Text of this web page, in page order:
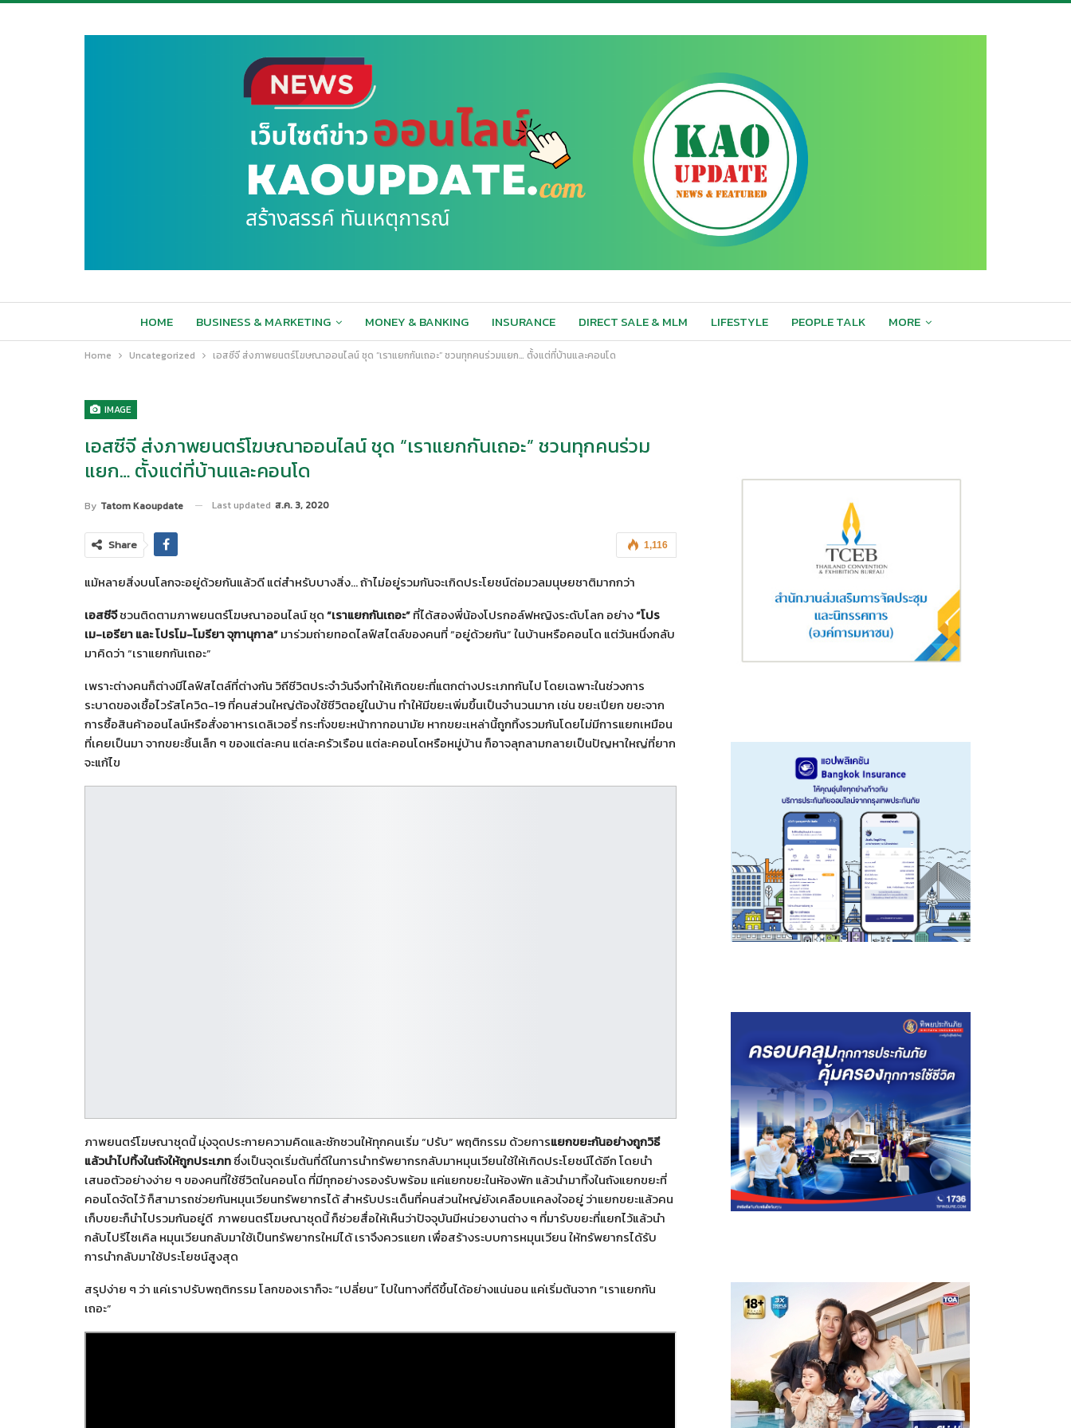
HOME BUSINESS & MARKETING MONEY & BANKING INSURANCE DIRECT SALE & MLM LIFESTYLE PEOPLE TALK MORE
Home Uncategorized เอสซีจี ส่งภาพยนตร์โฆษณาออนไลน์ ชุด “เราแยกกันเถอะ” ชวนทุกคนร่วมแยก… ตั้งแต่ที่บ้านและคอนโด
IMAGE
เอสซีจี ส่งภาพยนตร์โฆษณาออนไลน์ ชุด “เราแยกกันเถอะ” ชวนทุกคนร่วม
แยก… ตั้งแต่ที่บ้านและคอนโด
By Tatom Kaoupdate Last updated ส.ค. 3, 2020
1,116
Share
แม้หลายสิ่งบนโลกจะอยู่ด้วยกันแล้วดี แต่สำหรับบางสิ่ง… ถ้าไม่อยู่รวมกันจะเกิดประโยชน์ต่อมวลมนุษยชาติมากกว่า
เอสซีจีชวนติดตามภาพยนตร์โฆษณาออนไลน์ ชุด“เราแยกกันเถอะ”ที่ได้สองพี่น้องโปรกอล์ฟหญิงระดับโลก อย่าง“โปร
เม-เอรียา และ โปรโม-โมรียา จุฑานุกาล”มาร่วมถ่ายทอดไลฟ์สไตล์ของคนที่ “อยู่ด้วยกัน” ในบ้านหรือคอนโด แต่วันหนึ่งกลับ
มาคิดว่า “เราแยกกันเถอะ”
เพราะต่างคนก็ต่างมีไลฟ์สไตล์ที่ต่างกัน วิถีชีวิตประจำวันจึงทำให้เกิดขยะที่แตกต่างประเภทกันไป โดยเฉพาะในช่วงการ
ระบาดของเชื้อไวรัสโควิด-19 ที่คนส่วนใหญ่ต้องใช้ชีวิตอยู่ในบ้าน ทำให้มีขยะเพิ่มขึ้นเป็นจำนวนมาก เช่น ขยะเปียก ขยะจาก
การซื้อสินค้าออนไลน์หรือสั่งอาหารเดลิเวอรี่ กระทั่งขยะหน้ากากอนามัย หากขยะเหล่านี้ถูกทิ้งรวมกันโดยไม่มีการแยกเหมือน
ที่เคยเป็นมา จากขยะชิ้นเล็ก ๆ ของแต่ละคน แต่ละครัวเรือน แต่ละคอนโดหรือหมู่บ้าน ก็อาจลุกลามกลายเป็นปัญหาใหญ่ที่ยาก
จะแก้ไข
ภาพยนตร์โฆษณาชุดนี้ มุ่งจุดประกายความคิดและชักชวนให้ทุกคนเริ่ม “ปรับ” พฤติกรรม ด้วยการแยกขยะกันอย่างถูกวิธี
แล้วนำไปทิ้งในถังให้ถูกประเภทซึ่งเป็นจุดเริ่มต้นที่ดีในการนำทรัพยากรกลับมาหมุนเวียนใช้ให้เกิดประโยชน์ได้อีก โดยนำ
เสนอตัวอย่างง่าย ๆ ของคนที่ใช้ชีวิตในคอนโด ที่มีทุกอย่างรองรับพร้อม แค่แยกขยะในห้องพัก แล้วนำมาทิ้งในถังแยกขยะที่
คอนโดจัดไว้ ก็สามารถช่วยกันหมุนเวียนทรัพยากรได้ สำหรับประเด็นที่คนส่วนใหญ่ยังเคลือบแคลงใจอยู่ ว่าแยกขยะแล้วคน
เก็บขยะก็นำไปรวมกันอยู่ดี ภาพยนตร์โฆษณาชุดนี้ ก็ช่วยสื่อให้เห็นว่าปัจจุบันมีหน่วยงานต่าง ๆ ที่มารับขยะที่แยกไว้แล้วนำ
กลับไปรีไซเคิล หมุนเวียนกลับมาใช้เป็นทรัพยากรใหม่ได้ เราจึงควรแยก เพื่อสร้างระบบการหมุนเวียน ให้ทรัพยากรได้รับ
การนำกลับมาใช้ประโยชน์สูงสุด
สรุปง่าย ๆ ว่า แค่เราปรับพฤติกรรม โลกของเราก็จะ “เปลี่ยน” ไปในทางที่ดีขึ้นได้อย่างแน่นอน แค่เริ่มต้นจาก “เราแยกกัน
เถอะ”